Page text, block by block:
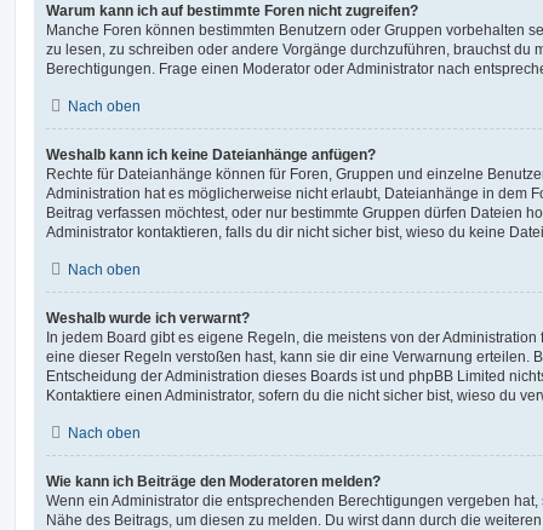
Warum kann ich auf bestimmte Foren nicht zugreifen?
Manche Foren können bestimmten Benutzern oder Gruppen vorbehalten
zu lesen, zu schreiben oder andere Vorgänge durchzuführen, brauchst du
Berechtigungen. Frage einen Moderator oder Administrator nach
Nach oben
Weshalb kann ich keine Dateianhänge anfügen?
Rechte für Dateianhänge können für Foren, Gruppen und einzelne
Administration hat es möglicherweise nicht erlaubt, Dateianhänge in dem
Beitrag verfassen möchtest, oder nur bestimmte Gruppen dürfen Dateien
Administrator kontaktieren, falls du dir nicht sicher bist, wieso du keine
Nach oben
Weshalb wurde ich verwarnt?
In jedem Board gibt es eigene Regeln, die meistens von der
eine dieser Regeln verstoßen hast, kann sie dir eine Verwarnung erteilen.
Entscheidung der Administration dieses Boards ist und phpBB Limited
Kontaktiere einen Administrator, sofern du die nicht sicher bist, wieso du
Nach oben
Wie kann ich Beiträge den Moderatoren melden?
Wenn ein Administrator die entsprechenden Berechtigungen vergeben
Nähe des Beitrags, um diesen zu melden. Du wirst dann durch die